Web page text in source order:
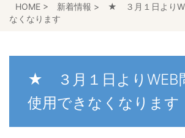
HOME > 新着情報 >
★ ３月１日より
なくなります
★ ３月１日よりWEB
使用できなくなります